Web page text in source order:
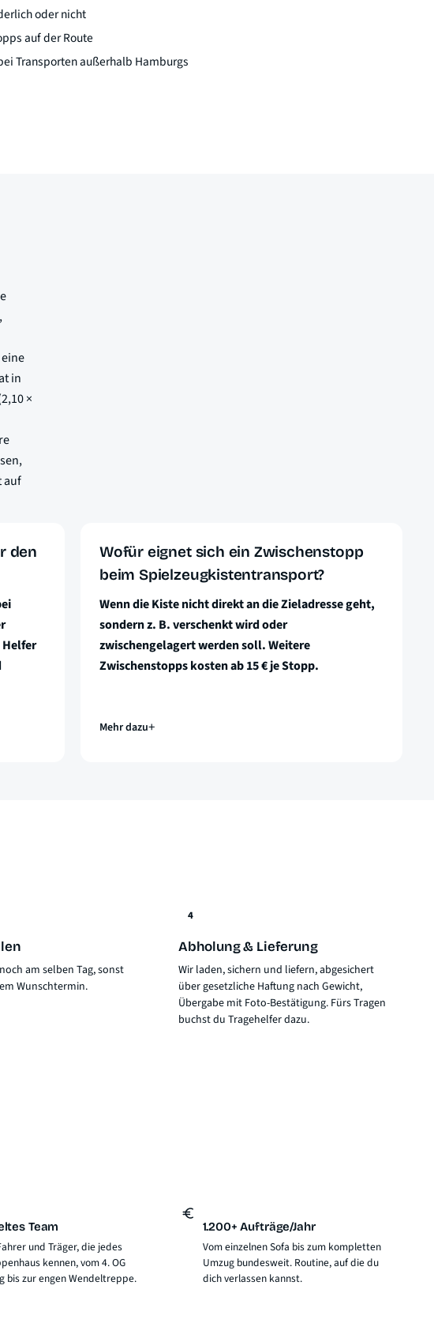
oder nicht
auf der Route
Transporten außerhalb Hamburgs
in
×
auf
den
Helfer
Wofür eignet sich ein Zwischenstopp
beim Spielzeugkistentransport?
Wenn die Kiste nicht direkt an die Zieladresse geht,
sondern z. B. verschenkt wird oder
zwischengelagert werden soll. Weitere
Zwischenstopps kosten ab 15 € je Stopp.
Mehr dazu
am selben Tag, sonst
Wunschtermin.
4
Abholung & Lieferung
Wir laden, sichern und liefern, abgesichert
übergesetzliche Haftung nach Gewicht,
Übergabe mit Foto-Bestätigung. Fürs Tragen
buchst du Tragehelfer dazu.
Team
und Träger, die jedes
kennen, vom 4. OG
bis zur engen Wendeltreppe.
1.200+ Aufträge/Jahr
Vom einzelnen Sofa bis zum kompletten
Umzug bundesweit. Routine, auf die du
dich verlassen kannst.